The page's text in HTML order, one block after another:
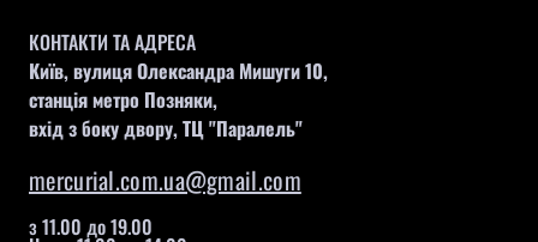
КОНТАКТИ ТА АДРЕСА
Київ, вулиця Олександра Мишуги 10,
станція метро Позняки,
вхід з боку двору, ТЦ "Паралель"
mercurial.com.ua@gmail.com
з 11.00 до 19.00